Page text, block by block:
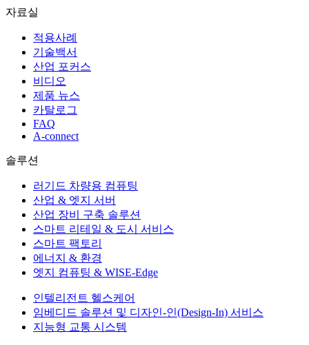
자료실
적용사례
기술백서
산업 포커스
비디오
제품 뉴스
카탈로그
FAQ
A-connect
솔루션
러기드 차량용 컴퓨팅
산업 & 엣지 서버
산업 장비 구축 솔루션
스마트 리테일 & 도시 서비스
스마트 팩토리
에너지 & 환경
엣지 컴퓨팅 & WISE-Edge
인텔리전트 헬스케어
임베디드 솔루션 및 디자인-인(Design-In) 서비스
지능형 교통 시스템